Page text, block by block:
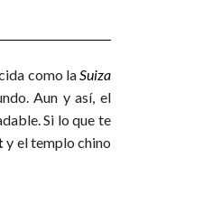
como laSuiza
Aun y así, el
Si lo que te
y el templo chino